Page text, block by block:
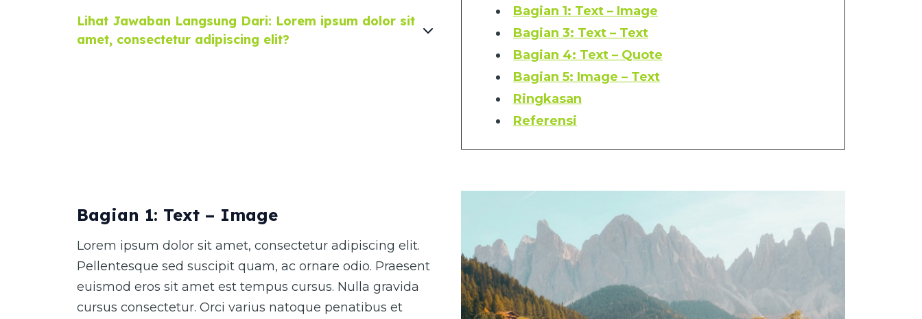
Lihat Jawaban Langsung Dari: Lorem ipsum dolor sit
amet, consectetur adipiscing elit?
Bagian 1: Text – Image
Bagian 3: Text – Text
Bagian 4: Text – Quote
Bagian 5: Image – Text
Ringkasan
Referensi
Bagian 1: Text – Image
Lorem ipsum dolor sit amet, consectetur adipiscing elit.
Pellentesque sed suscipit quam, ac ornare odio. Praesent
euismod eros sit amet est tempus cursus. Nulla gravida
cursus consectetur. Orci varius natoque penatibus et